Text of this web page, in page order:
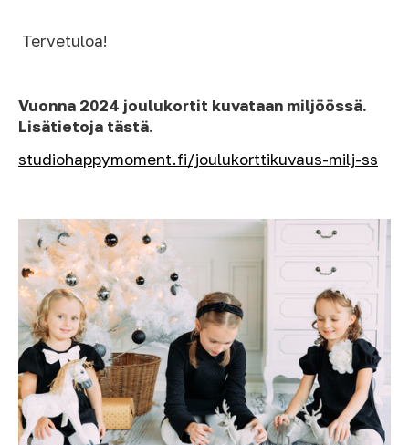
Tervetuloa!
Vuonna 2024 joulukortit kuvataan miljöössä.
Lisätietoja tästä.
studiohappymoment.fi/joulukorttikuvaus-milj-ss